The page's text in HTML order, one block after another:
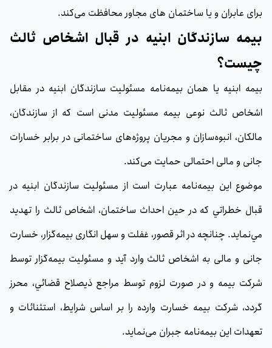
برای عابران و یا ساختمان های مجاور محافظت می‌کند.
بیمه سازندگان ابنیه در قبال اشخاص ثالث
چیست؟
بیمه ابنیه یا همان بیمه‌نامه مسئولیت سازندگان ابنیه در مقابل
اشخاص ثالث نوعی بیمه مسئولیت مدنی است که از سازندگان،
مالکان، انبوه‌سازان و مجریان پروژه‌های ساختمانی در برابر خسارات
جانی و مالی احتمالی حمایت می‌کند.
موضوع اين بیمه‌نامه عبارت است از مسئولیت سازندگان ابنیه در
قبال خطراتي كه در حين احداث ساختمان، اشخاص ثالث را تهديد
مي‌نمايد. چنانچه در اثر قصور، غفلت و سهل انگاری بیمه‌گزار، خسارت
جانی و مالی به اشخاص ثالث وارد آید و مسئوليت بیمه‌گزار توسط
شرکت بیمه و در صورت لزوم توسط مراجع ذيصلاح قضائي، محرز
گردد، شرکت بیمه خسارت وارده را بر اساس شرايط، استثنائات و
تعهدات اين بیمه‌نامه جبران می‌نماید.